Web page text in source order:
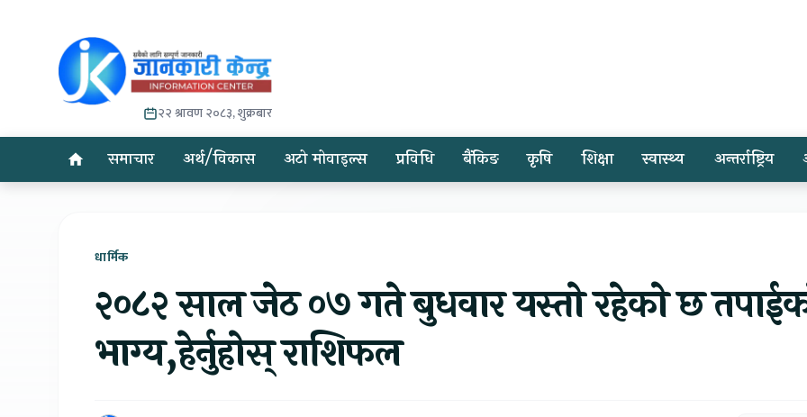
२२ श्रावण २०८३, शुक्रबार
समाचार अर्थ/विकास अटो मोवाइल्स प्रविधि बैंकिङ कृषि शिक्षा स्वास्थ्य अन्तर्राष्ट्रिय
धार्मिक
२०८२ साल जेठ ०७ गते बुधवार यस्तो रहेको छ
भाग्य,हेर्नुहोस् राशिफल